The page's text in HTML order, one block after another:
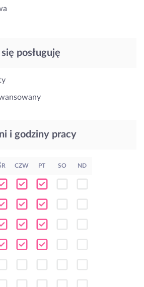
posługuję
i godziny pracy
CZW PT SO ND